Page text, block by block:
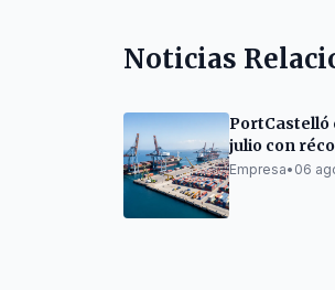
Noticias
PortCastelló
julio con
granel
Empresa• 06